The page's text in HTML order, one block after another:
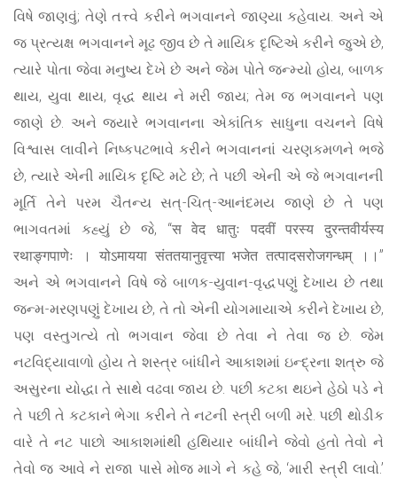
વિષે જાણવું; તેણે તત્ત્વે કરીને ભગવાનને જાણ્યા કહેવાય. અને એ
જ પ્રત્યક્ષ ભગવાનને મૂઢ જીવ છે તે માયિક દૃષ્ટિએ કરીને જુએ છે,
ત્યારે પોતા જેવા મનુષ્ય દેખે છે અને જેમ પોતે જન્મ્યો હોય, બાળક
થાય, યુવા થાય, વૃદ્ધ થાય ને મરી જાય; તેમ જ ભગવાનને પણ
જાણે છે. અને જ્યારે ભગવાનના એકાંતિક સાધુના વચનને વિષે
વિશ્વાસ લાવીને નિષ્કપટભાવે કરીને ભગવાનનાં ચરણકમળને ભજે
છે, ત્યારે એની માયિક દૃષ્ટિ મટે છે; તે પછી એની એ જે ભગવાનની
મૂર્તિ તેને પરમ ચૈતન્ય સત્-ચિત્-આનંદમય જાણે છે તે પણ
ભાગવતમાં કહ્યું છે જે, “स वेद धातुः पदवीं परस्य दुरन्तवीर्यस्य
रथाङ्गपाणेः । योऽमायया संततयानुवृत्त्या भजेत तत्पादसरोजगन्धम् ।।”
અને એ ભગવાનને વિષે જે બાળક-યુવાન-વૃદ્ધપણું દેખાય છે તથા
જન્મ-મરણપણું દેખાય છે, તે તો એની યોગમાયાએ કરીને દેખાય છે,
પણ વસ્તુગત્યે તો ભગવાન જેવા છે તેવા ને તેવા જ છે. જેમ
નટવિદ્યાવાળો હોય તે શસ્ત્ર બાંધીને આકાશમાં ઇન્દ્રના શત્રુ જે
અસુરના યોદ્ધા તે સાથે વઢવા જાય છે. પછી કટકા થઇને હેઠો પડે ને
તે પછી તે કટકાને ભેગા કરીને તે નટની સ્ત્રી બળી મરે. પછી થોડીક
વારે તે નટ પાછો આકાશમાંથી હથિયાર બાંધીને જેવો હતો તેવો ને
તેવો જ આવે ને રાજા પાસે મોજ માગે ને કહે જે, ‘મારી સ્ત્રી લાવો.’